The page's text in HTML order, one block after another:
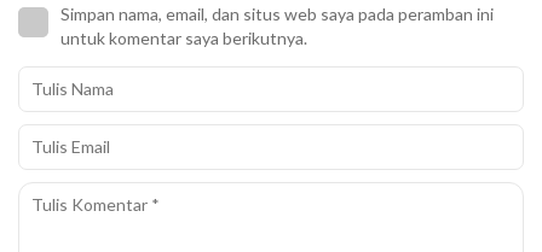
Simpan nama, email, dan situs web saya pada peramban ini
untuk komentar saya berikutnya.